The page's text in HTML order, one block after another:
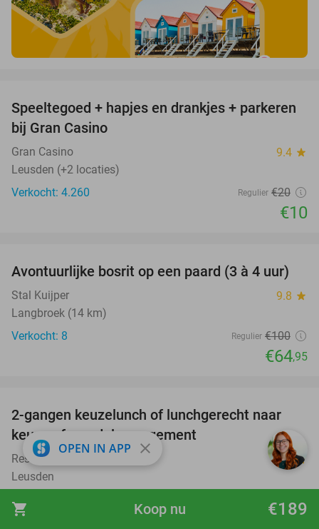
shopping_cart €189
Koop nu
50%
Speeltegoed + hapjes en drankjes + parkeren
bij Gran Casino
Gran Casino 9.4 star
Leusden (+2 locaties)
Verkocht: 4.260
Regulier €20
€10
35%
Avontuurlijke bosrit op een paard (3 à 4 uur)
Stal Kuijper 9.8 star
Langbroek (14 km)
Verkocht: 8
Regulier €100
€64,95
39%
2-gangen keuzelunch of lunchgerecht naar
keuze of wandelarrangement
Restaurant Ninety Leusden 9.1star
Leusden
Verkocht: 366
€11
OPEN IN APP close